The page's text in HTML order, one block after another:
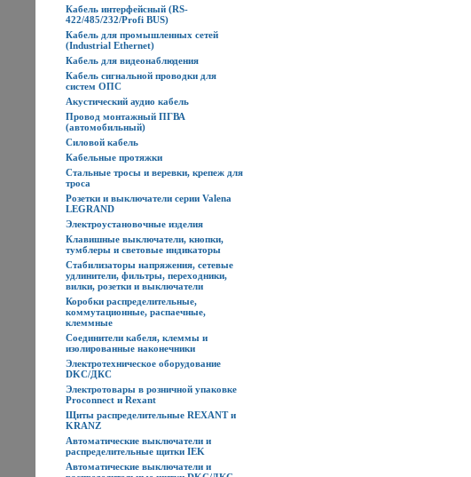
Кабель интерфейсный (RS-
422/485/232/Profi BUS)
Кабель для промышленных сетей
(Industrial Ethernet)
Кабель для видеонаблюдения
Кабель сигнальной проводки для
систем ОПС
Акустический аудио кабель
Провод монтажный ПГВА
(автомобильный)
Силовой кабель
Кабельные протяжки
Стальные тросы и веревки, крепеж для
троса
Розетки и выключатели серии Valena
LEGRAND
Электроустановочные изделия
Клавишные выключатели, кнопки,
тумблеры и световые индикаторы
Стабилизаторы напряжения, сетевые
удлинители, фильтры, переходники,
вилки, розетки и выключатели
Коробки распределительные,
коммутационные, распаечные,
клеммные
Соединители кабеля, клеммы и
изолированные наконечники
Электротехническое оборудование
DKC/ДКС
Электротовары в розничной упаковке
Proconnect и Rexant
Щиты распределительные REXANT и
KRANZ
Автоматические выключатели и
распределительные щитки IEK
Автоматические выключатели и